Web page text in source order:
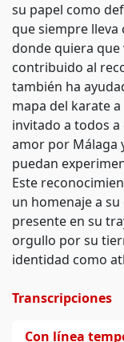
su papel como
que siempre lleva
donde quiera que
contribuido al
también ha
mapa del karate
invitado a todos
amor por Málaga
puedan
Este
un homenaje a
presente en su
orgullo por su
identidad como
Transcripciones
Con línea